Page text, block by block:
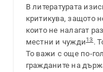
В литературата
критикува, защото
които не налагат
местни и чужди13.
То важи с още по-
гражданите на